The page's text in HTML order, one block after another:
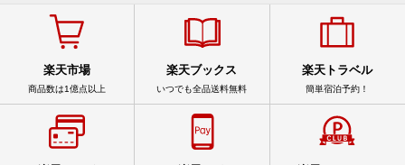
楽天市場
商品数は1億点以上
楽天ブックス
いつでも全品送料無料
楽天トラベル
簡単宿泊予約！